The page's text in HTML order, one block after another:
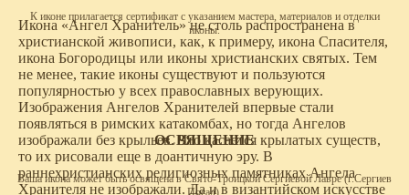
К иконе прилагается сертификат с указанием мастера, материалов и отделки
иконы.
ОСВЯЩЕНИЕ
Ваша икона может быть освящена в Свято-Троицкой Сергиевой Лавре (г.Сергиев
Посад).
Икона «Ангел Хранитель» не столь распространена в
христианской живописи, как, к примеру, икона Спасителя,
икона Богородицы или иконы христианских святых. Тем
не менее, такие иконы существуют и пользуются
популярностью у всех православных верующих.
Изображения Ангелов Хранителей впервые стали
появляться в римских катакомбах, но тогда Ангелов
изображали без крыльев. Что касается крылатых существ,
то их рисовали еще в доантичную эру. В
раннехристианских религиозных памятниках Ангела
Хранителя не изображали. Да и в византийском искусстве